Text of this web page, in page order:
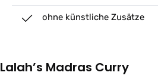
ohne künstliche Zusätze
Lalah’s Madras Curry